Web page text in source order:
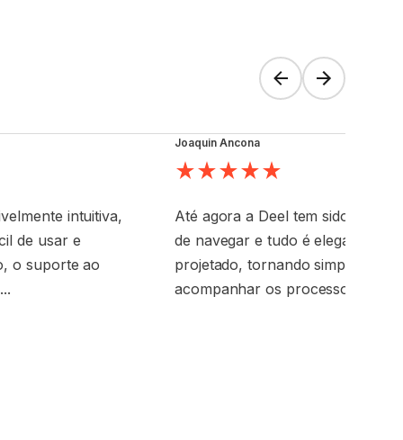
intuitiva,
de usar e
o suporte ao
Joaquin Ancona
Até agora a Deel tem sido muito
de navegar e tudo é
projetado, tornando simples
acompanhar os processos.